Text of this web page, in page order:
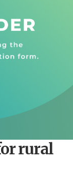
rural